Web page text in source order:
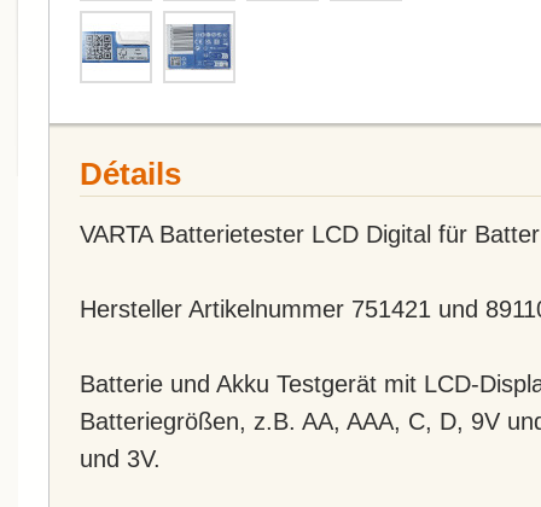
Détails
VARTA Batterietester LCD Digital für
Hersteller Artikelnummer 751421 und
Batterie und Akku Testgerät mit LCD-
Batteriegrößen, z.B. AA, AAA, C, D, 9V
und 3V.